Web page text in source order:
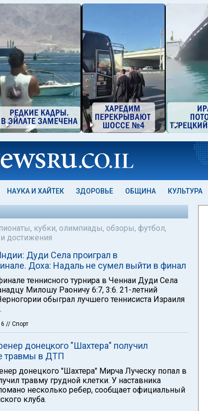
НАУКА И ХАЙТЕК ЗДОРОВЬЕ ОБЩИНА КУЛЬТУРА
кубки, олимпиады, обзоры, футбол,
достижения
Дуди Села проиграл в
Доха: Надаль не сумел выйти в финал
теннисного турнира в Ченнаи Дуди Села
Милошу Раоничу 6:7, 3:6. 21-летний
обыграл лучшего теннисиста Израиля
// Спорт
донецкого "Шахтера" получил
травмы в ДТП
донецкого "Шахтера" Мирча Луческу попал в
травму грудной клетки. У наставника
несколько ребер, сообщает официальный
клуба.